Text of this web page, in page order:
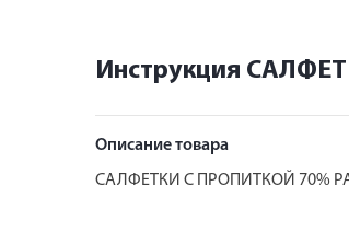
Инструкция
Описание товара
САЛФЕТКИ С ПРОПИТКОЙ 70%